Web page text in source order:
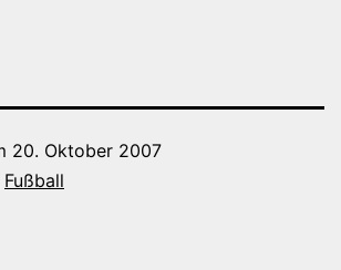
20. Oktober 2007
Fußball